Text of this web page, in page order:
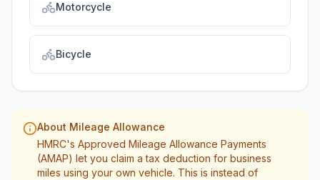
Motorcycle
Bicycle
About Mileage Allowance
HMRC's Approved Mileage Allowance Payments
(AMAP) let you claim a tax deduction for business
miles using your own vehicle. This is instead of